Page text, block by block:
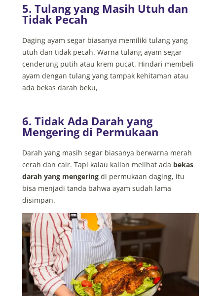
5. Tulang yang Masih Utuh dan
Tidak Pecah
Daging ayam segar biasanya memiliki tulang yang
utuh dan tidak pecah. Warna tulang ayam segar
cenderung putih atau krem pucat. Hindari membeli
ayam dengan tulang yang tampak kehitaman atau
ada bekas darah beku,
6. Tidak Ada Darah yang
Mengering di Permukaan
Darah yang masih segar biasanya berwarna merah
cerah dan cair. Tapi kalau kalian melihat ada bekas
darah yang mengeringdi permukaan daging, itu
bisa menjadi tanda bahwa ayam sudah lama
disimpan.